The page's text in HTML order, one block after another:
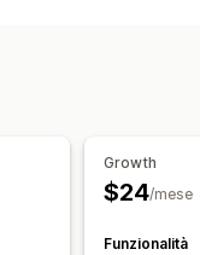
Growth
$24/mese
Funzionalità